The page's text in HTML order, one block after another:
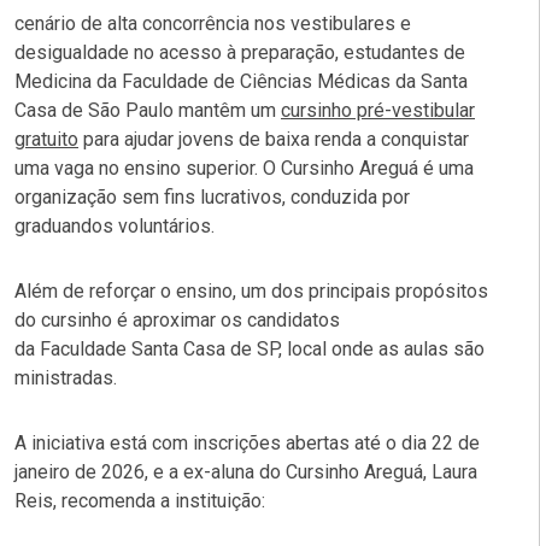
cenário de alta concorrência nos vestibulares e
desigualdade no acesso à preparação, estudantes de
Medicina da Faculdade de Ciências Médicas da Santa
Casa de São Paulo mantêm um cursinho pré-vestibular
gratuito para ajudar jovens de baixa renda a conquistar
uma vaga no ensino superior. O Cursinho Areguá é uma
organização sem fins lucrativos, conduzida por
graduandos voluntários.
Além de reforçar o ensino, um dos principais propósitos
do cursinho é aproximar os candidatos
da Faculdade Santa Casa de SP, local onde as aulas são
ministradas.
A iniciativa está com inscrições abertas até o dia 22 de
janeiro de 2026, e a ex-aluna do Cursinho Areguá, Laura
Reis, recomenda a instituição: